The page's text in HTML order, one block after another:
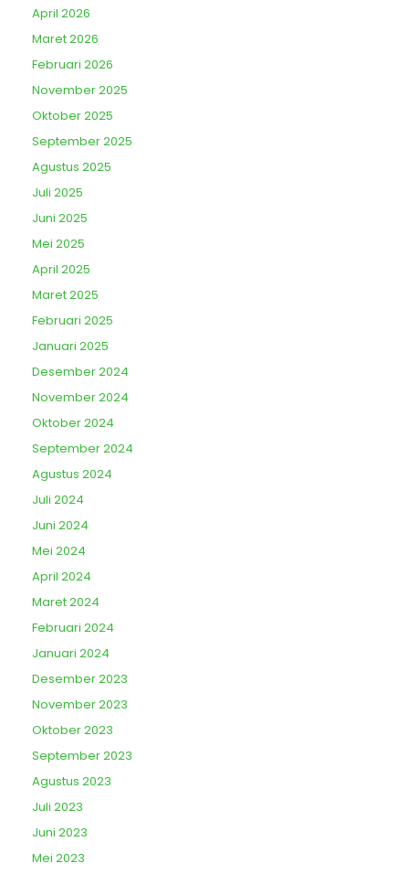
April 2026
Maret 2026
Februari 2026
November 2025
Oktober 2025
September 2025
Agustus 2025
Juli 2025
Juni 2025
Mei 2025
April 2025
Maret 2025
Februari 2025
Januari 2025
Desember 2024
November 2024
Oktober 2024
September 2024
Agustus 2024
Juli 2024
Juni 2024
Mei 2024
April 2024
Maret 2024
Februari 2024
Januari 2024
Desember 2023
November 2023
Oktober 2023
September 2023
Agustus 2023
Juli 2023
Juni 2023
Mei 2023